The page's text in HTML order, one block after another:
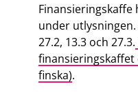
Finansieringskaffe
under utlysningen.
27.2, 13.3 och 27.3.
finansieringskaffet
finska).